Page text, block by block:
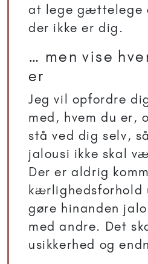
at lege gættelege
der ikke er dig.
… men vise
er
Jeg vil opfordre
med, hvem du er,
stå ved dig selv,
jalousi ikke skal
Der er aldrig
kærlighedsforhold
gøre hinanden
med andre. Det
usikkerhed og